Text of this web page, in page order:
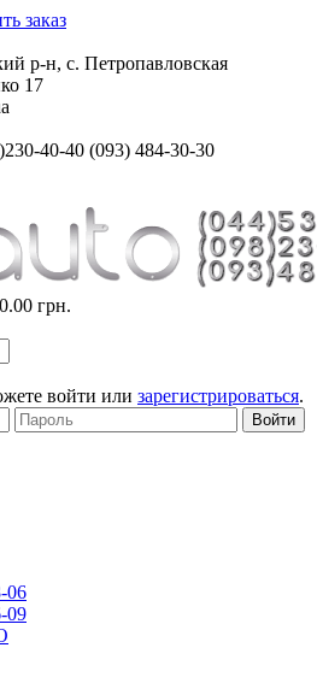
заказ
р-н, с. Петропавловская
17
40-40 (093) 484-30-30
грн.
войти или зарегистрироваться.
06
09